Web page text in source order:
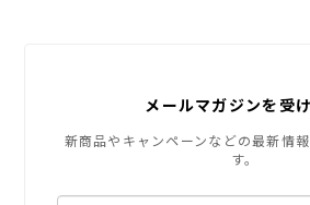
ダークグレー
ロゴデザインのセンスがとてもよ
メールマガジンを受
新商品やキャンペーンなどの最新情
す。